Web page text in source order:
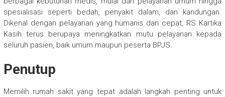
spesialisasi seperti bedah, penyakit dalam, dan kandungan.
Dikenal dengan pelayanan yang humanis dan cepat, RS Kartika
Kasih terus berupaya meningkatkan mutu pelayanan kepada
seluruh pasien, baik umum maupun peserta BPJS.
Penutup
Memilih rumah sakit yang tepat adalah langkah penting untuk